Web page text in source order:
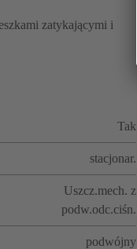
zatykającymi i
Tak
stacjonar.
Uszcz.mech. z
podw.odc.ciśn.
podwójny